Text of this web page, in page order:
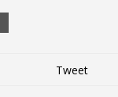
Tweet